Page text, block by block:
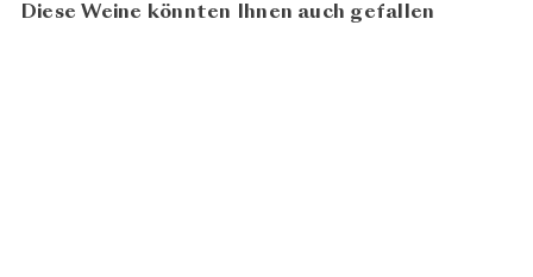
Diese Weine könnten Ihnen auch gefallen